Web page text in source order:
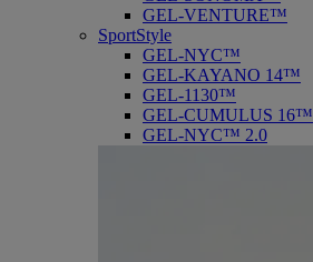
GEL-VENTURE™
SportStyle
GEL-NYC™
GEL-KAYANO 14™
GEL-1130™
GEL-CUMULUS 16™
GEL-NYC™ 2.0